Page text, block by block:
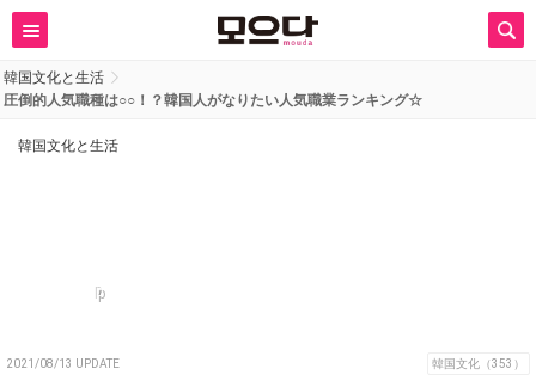
韓国文化と生活
圧倒的人気職種は○○！？韓国人がなりたい人気職業ランキング☆
韓国文化と生活
p
2021/08/13 UPDATE 韓国文化（353）